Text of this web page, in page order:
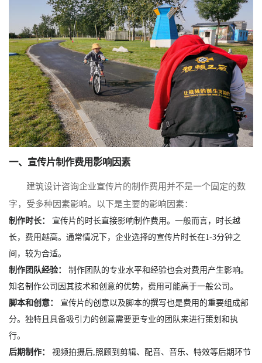
一、宣传片制作费用影响因素
建筑设计咨询企业宣传片的制作费用并不是一个固定的数
字，受多种因素影响。以下是主要的影响因素：
制作时长： 宣传片的时长直接影响制作费用。一般而言，时长越
长，费用越高。通常情况下，企业选择的宣传片时长在1-3分钟之
间，较为合适。
制作团队经验： 制作团队的专业水平和经验也会对费用产生影响。
知名制作公司因其技术和创意的优势，费用可能高于一般公司。
脚本和创意： 宣传片的创意以及脚本的撰写也是费用的重要组成部
分。独特且具备吸引力的创意需要更专业的团队来进行策划和执
行。
后期制作： 视频拍摄后,照顾到剪辑、配音、音乐、特效等后期环节